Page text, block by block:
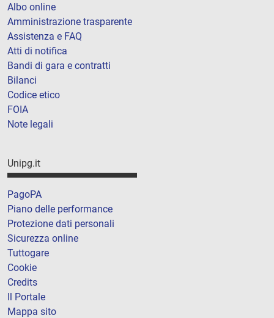
Albo online
Amministrazione trasparente
Assistenza e FAQ
Atti di notifica
Bandi di gara e contratti
Bilanci
Codice etico
FOIA
Note legali
Unipg.it
PagoPA
Piano delle performance
Protezione dati personali
Sicurezza online
Tuttogare
Cookie
Credits
Il Portale
Mappa sito